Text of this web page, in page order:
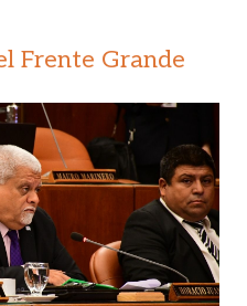
Frente Grande